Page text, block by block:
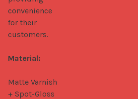
convenience
for their
customers.
Material:
Matte Varnish
+ Spot-Gloss